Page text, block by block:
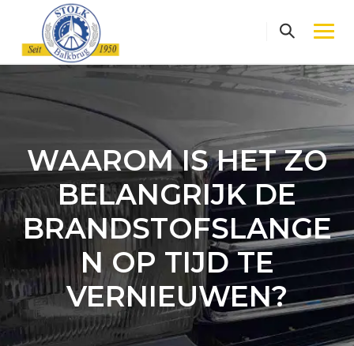
content
WAAROM IS HET ZO
BELANGRIJK DE
BRANDSTOFSLANGE
N OP TIJD TE
VERNIEUWEN?